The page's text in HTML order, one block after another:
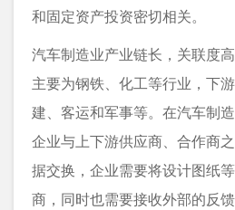
和固定资产投资密切相关。
汽车制造业产业链长，关联度
主要为钢铁、化工等行业，下
建、客运和军事等。在汽车制
企业与上下游供应商、合作商
据交换，企业需要将设计图纸
商，同时也需要接收外部的反馈